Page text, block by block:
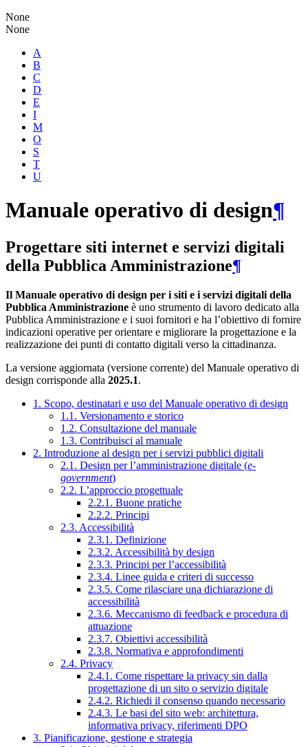
None
None
A
B
C
D
E
I
M
O
S
T
U
Manuale operativo di design¶
Progettare siti internet e servizi digitali
della Pubblica Amministrazione¶
Il Manuale operativo di design per i siti e i servizi digitali della
Pubblica Amministrazione è uno strumento di lavoro dedicato alla
Pubblica Amministrazione e i suoi fornitori e ha l’obiettivo di fornire
indicazioni operative per orientare e migliorare la progettazione e la
realizzazione dei punti di contatto digitali verso la cittadinanza.
La versione aggiornata (versione corrente) del Manuale operativo di
design corrisponde alla 2025.1.
1. Scopo, destinatari e uso del Manuale operativo di design
1.1. Versionamento e storico
1.2. Consultazione del manuale
1.3. Contribuisci al manuale
2. Introduzione al design per i servizi pubblici digitali
2.1. Design per l’amministrazione digitale (e-
government)
2.2. L’approccio progettuale
2.2.1. Buone pratiche
2.2.2. Principi
2.3. Accessibilità
2.3.1. Definizione
2.3.2. Accessibilità by design
2.3.3. Principi per l’accessibilità
2.3.4. Linee guida e criteri di successo
2.3.5. Come rilasciare una dichiarazione di
accessibilità
2.3.6. Meccanismo di feedback e procedura di
attuazione
2.3.7. Obiettivi accessibilità
2.3.8. Normativa e approfondimenti
2.4. Privacy
2.4.1. Come rispettare la privacy sin dalla
progettazione di un sito o servizio digitale
2.4.2. Richiedi il consenso quando necessario
2.4.3. Le basi del sito web: architettura,
informativa privacy, riferimenti DPO
3. Pianificazione, gestione e strategia